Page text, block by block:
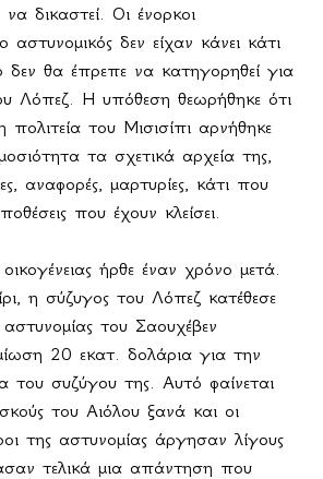
δικαστεί. Οι ένορκοι
δεν είχαν κάνει κάτι
δεν θα έπρεπε να κατηγορηθεί για
Λόπεζ. Η υπόθεση θεωρήθηκε ότι
πολιτεία του Μισισίπι αρνήθηκε
τα σχετικά αρχεία της,
αναφορές, μαρτυρίες, κάτι που
που έχουν κλείσει.
ήρθε έναν χρόνο μετά.
η σύζυγος του Λόπεζ κατέθεσε
του Σαουχέβεν
20 εκατ. δολάρια για την
του συζύγου της. Αυτό φαίνεται
του Αιόλου ξανά και οι
της αστυνομίας άργησαν λίγους
τελικά μια απάντηση που